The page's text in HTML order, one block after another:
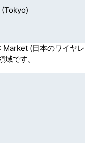
(日本のワイヤレ
です。